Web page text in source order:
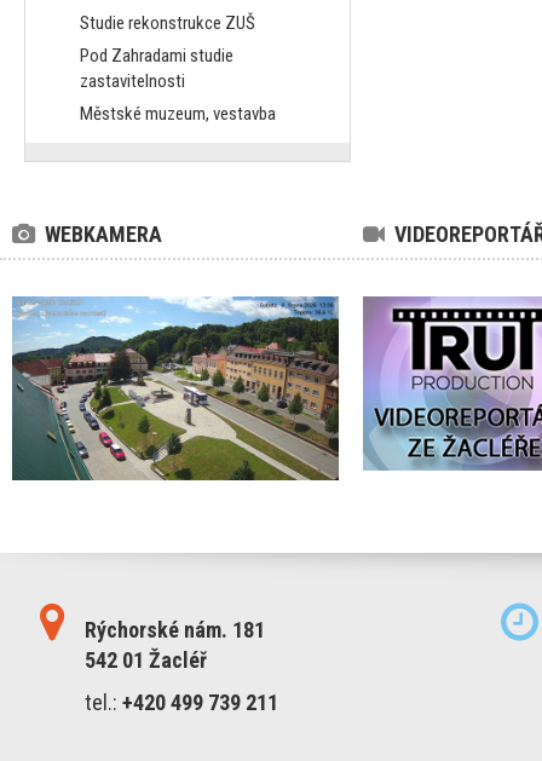
Studie rekonstrukce ZUŠ
Pod Zahradami studie
zastavitelnosti
Městské muzeum, vestavba
WEBKAMERA
Rýchorské nám. 181
542 01 Žacléř
tel.:+420 499 739 211